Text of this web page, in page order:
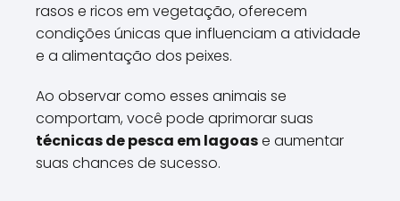
rasos e ricos em vegetação, oferecem
condições únicas que influenciam a atividade
e a alimentação dos peixes.
Ao observar como esses animais se
comportam, você pode aprimorar suas
técnicas de pesca em lagoase aumentar
suas chances de sucesso.